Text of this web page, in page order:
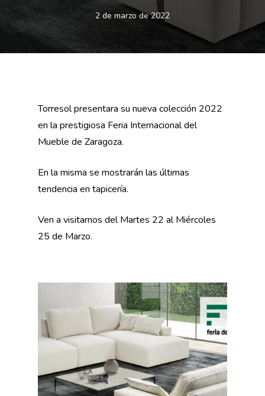
2 de marzo de 2022
Torresol presentara su nueva colección 2022
en la prestigiosa Feria Internacional del
Mueble de Zaragoza.
En la misma se mostrarán las últimas
tendencia en tapicería.
Ven a visitarnos del Martes 22 al Miércoles
25 de Marzo.